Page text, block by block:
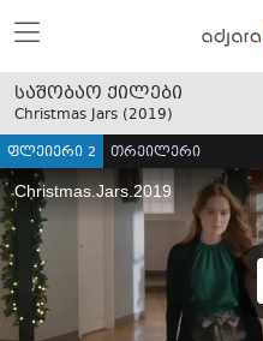
საშობაო ქილები
Christmas Jars (2019)
ფლეიერი 2 თრეილერი